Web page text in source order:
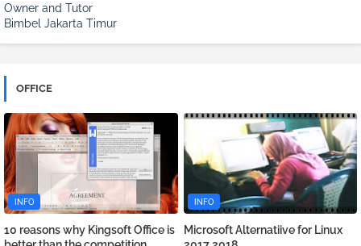
Owner and Tutor
Bimbel Jakarta Timur
OFFICE
INFO
10 reasons why Kingsoft Office is
INFO
Microsoft Alternatiive for Linux